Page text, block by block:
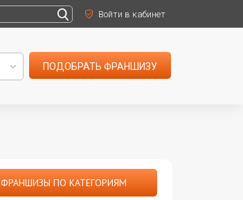
Войти в кабинет
ПОДОБРАТЬ ФРАНШИЗУ
ФРАНШИЗЫ ПО КАТЕГОРИЯМ